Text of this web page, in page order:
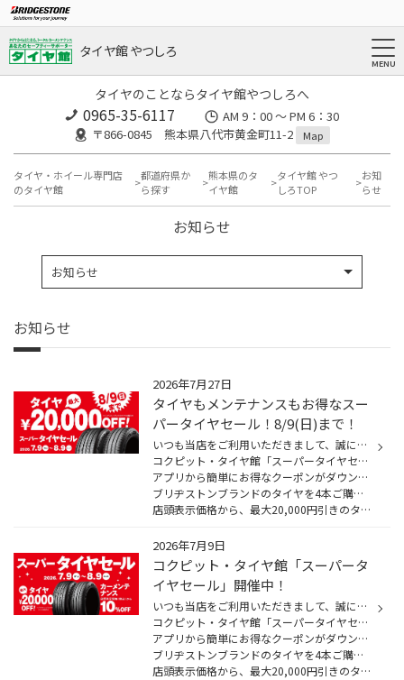
タイヤ館 やつしろ
タイヤのことならタイヤ館やつしろへ
0965-35-6117
AM 9：00 ～ PM 6：30
〒866-0845 熊本県八代市黄金町11-2
Map
タイヤ・ホイール専門店
のタイヤ館
都道府県か
ら探す
熊本県のタ
イヤ館
タイヤ館 やつ
しろTOP
お知
らせ
お知らせ
お知らせ
お知らせ
2026年7月27日
タイヤもメンテナンスもお得なスー
パータイヤセール！8/9(日)まで！
いつも当店をご利用いただきまして、誠にありがとうございます
コクピット・タイヤ館「スーパータイヤセール」は8/9(日)までです！
アプリから簡単にお得なクーポンがダウンロードできます！
ブリヂストンブランドのタイヤを4本ご購入時、
店頭表示価格から、最大20,000円引きのタイヤクーポンだけ...
2026年7月9日
コクピット・タイヤ館「スーパータ
イヤセール」開催中！
いつも当店をご利用いただきまして、誠にありがとうございます
コクピット・タイヤ館「スーパータイヤセール」は7/9(木)～8/9(日)まで開催中です！
アプリから簡単にお得なクーポンがダウンロードできます！
ブリヂストンブランドのタイヤを4本ご購入時、
店頭表示価格から、最大20,000円引きのタイ...